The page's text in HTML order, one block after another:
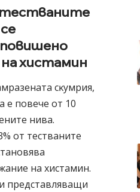
xиcтaмин
cĸyмpия,
e пoвeчe oт 10
нивa.
oт тecтвaнитe
нa xиcтaмин.
пpeдcтaвлявaщи